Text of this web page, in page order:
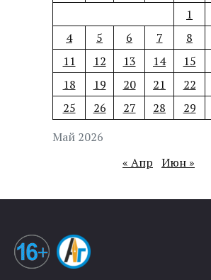
Май 2026
1
4
5 6 7 8
11
12 13 14 15
18
19 20 21 22
25
26 27 28 29
« Апр Июн »